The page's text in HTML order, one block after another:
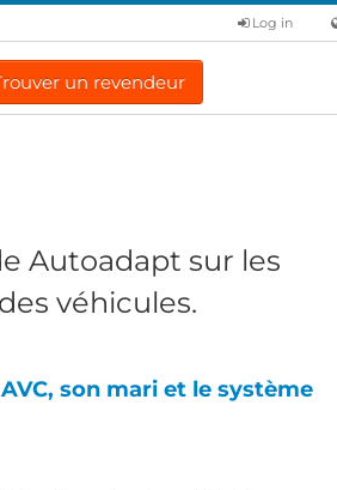
Log in
un revendeur
Autoadapt sur ​​les
des véhicules.
son mari et le système